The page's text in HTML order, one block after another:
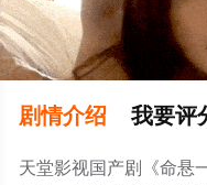
剧情介绍 我要评
天堂影视国产剧《命悬